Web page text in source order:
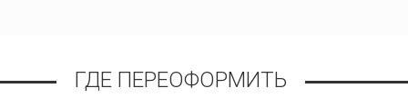
ГДЕ ПЕРЕОФОРМИТЬ